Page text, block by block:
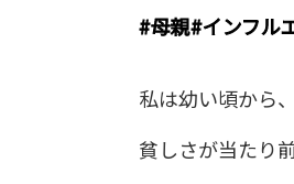
#母親#インフル
私は幼い頃から、
貧しさが当たり